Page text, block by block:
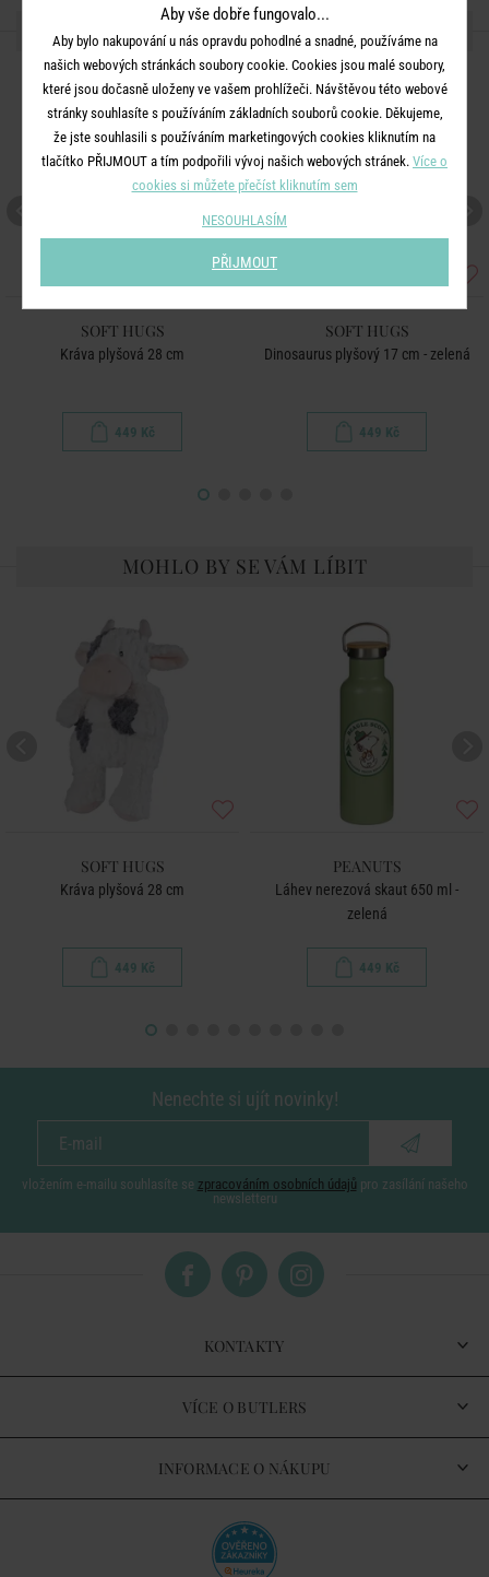
DALŠÍ PRODUKTY ZE SÉRIE
SOFT HUGS
Kráva plyšová 28 cm
449 Kč
SOFT HUGS
Dinosaurus plyšový 17 cm - zelená
449 Kč
MOHLO BY SE VÁM LÍBIT
SOFT HUGS
Kráva plyšová 28 cm
449 Kč
PEANUTS
Láhev nerezová skaut 650 ml -
zelená
449 Kč
Nenechte si ujít novinky!
vložením e-mailu souhlasíte se zpracováním osobních údajů pro zasílání našeho
newsletteru
KONTAKTY
VÍCE O BUTLERS
INFORMACE O NÁKUPU
Aby vše dobře fungovalo...
Aby bylo nakupování u nás opravdu pohodlné a snadné, používáme na
našich webových stránkách soubory cookie. Cookies jsou malé soubory,
které jsou dočasně uloženy ve vašem prohlížeči. Návštěvou této webové
stránky souhlasíte s používáním základních souborů cookie. Děkujeme,
že jste souhlasili s používáním marketingových cookies kliknutím na
tlačítko PŘIJMOUT a tím podpořili vývoj našich webových stránek. Více o
cookies si můžete přečíst kliknutím sem
NESOUHLASÍM
PŘIJMOUT